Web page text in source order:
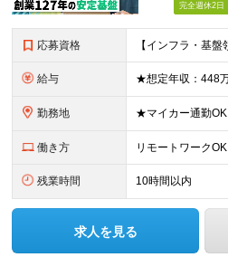
完全週休2日
応募資格
給与
勤務地
働き方 リモートワークOK
残業時間 10時間以内
求人を見る